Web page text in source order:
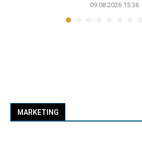
09.08.2026 15:36
MARKETING